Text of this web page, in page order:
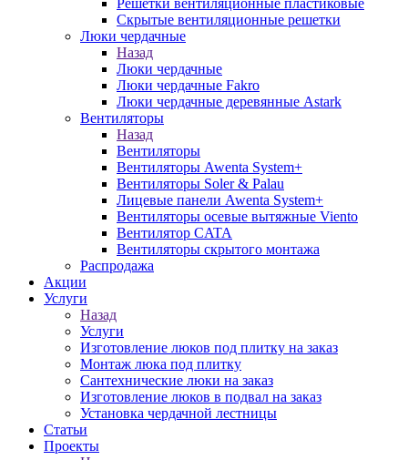
Решетки вентиляционные пластиковые
Скрытые вентиляционные решетки
Люки чердачные
Назад
Люки чердачные
Люки чердачные Fakro
Люки чердачные деревянные Astark
Вентиляторы
Назад
Вентиляторы
Вентиляторы Awenta System+
Вентиляторы Soler & Palau
Лицевые панели Awenta System+
Вентиляторы осевые вытяжные Viento
Вентилятор CATA
Вентиляторы скрытого монтажа
Распродажа
Акции
Услуги
Назад
Услуги
Изготовление люков под плитку на заказ
Монтаж люка под плитку
Сантехнические люки на заказ
Изготовление люков в подвал на заказ
Установка чердачной лестницы
Статьи
Проекты